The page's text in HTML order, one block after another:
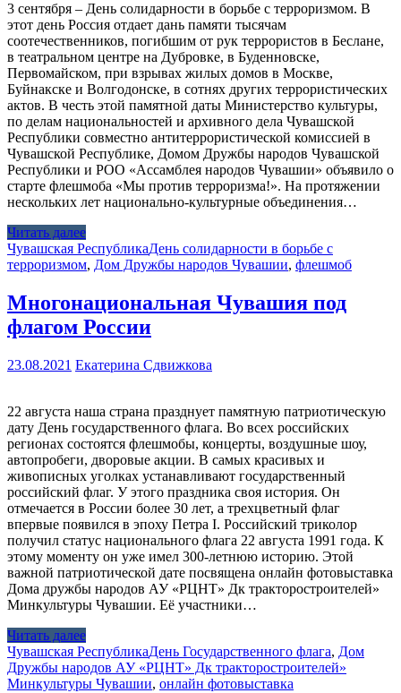
3 сентября – День солидарности в борьбе с терроризмом. В
этот день Россия отдает дань памяти тысячам
соотечественников, погибшим от рук террористов в Беслане,
в театральном центре на Дубровке, в Буденновске,
Первомайском, при взрывах жилых домов в Москве,
Буйнакске и Волгодонске, в сотнях других террористических
актов. В честь этой памятной даты Министерство культуры,
по делам национальностей и архивного дела Чувашской
Республики совместно антитеррористической комиссией в
Чувашской Республике, Домом Дружбы народов Чувашской
Республики и РОО «Ассамблея народов Чувашии» объявило о
старте флешмоба «Мы против терроризма!». На протяжении
нескольких лет национально-культурные объединения…
Читать далее
Чувашская РеспубликаДень солидарности в борьбе с
терроризмом, Дом Дружбы народов Чувашии, флешмоб
Многонациональная Чувашия под
флагом России
23.08.2021 Екатерина Сдвижкова
22 августа наша страна празднует памятную патриотическую
дату День государственного флага. Во всех российских
регионах состоятся флешмобы, концерты, воздушные шоу,
автопробеги, дворовые акции. В самых красивых и
живописных уголках устанавливают государственный
российский флаг. У этого праздника своя история. Он
отмечается в России более 30 лет, а трехцветный флаг
впервые появился в эпоху Петра I. Российский триколор
получил статус национального флага 22 августа 1991 года. К
этому моменту он уже имел 300-летнюю историю. Этой
важной патриотической дате посвящена онлайн фотовыставка
Дома дружбы народов АУ «РЦНТ» Дк тракторостроителей»
Минкультуры Чувашии. Её участники…
Читать далее
Чувашская РеспубликаДень Государственного флага, Дом
Дружбы народов АУ «РЦНТ» Дк тракторостроителей»
Минкультуры Чувашии, онлайн фотовыставка